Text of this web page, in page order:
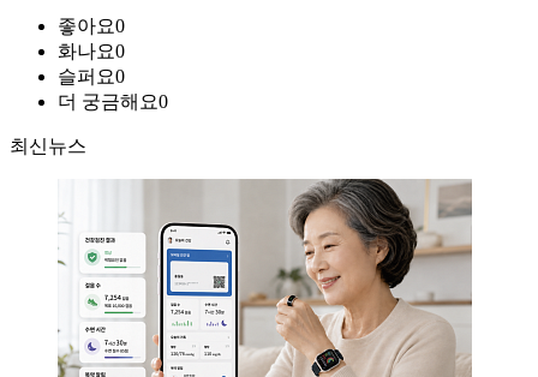
좋아요0
화나요0
슬퍼요0
더 궁금해요0
최신뉴스